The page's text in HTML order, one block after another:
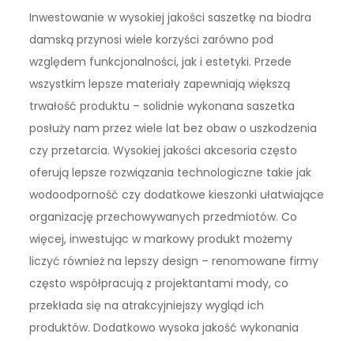
Inwestowanie w wysokiej jakości saszetkę na biodra
damską przynosi wiele korzyści zarówno pod
względem funkcjonalności, jak i estetyki. Przede
wszystkim lepsze materiały zapewniają większą
trwałość produktu – solidnie wykonana saszetka
posłuży nam przez wiele lat bez obaw o uszkodzenia
czy przetarcia. Wysokiej jakości akcesoria często
oferują lepsze rozwiązania technologiczne takie jak
wodoodporność czy dodatkowe kieszonki ułatwiające
organizację przechowywanych przedmiotów. Co
więcej, inwestując w markowy produkt możemy
liczyć również na lepszy design – renomowane firmy
często współpracują z projektantami mody, co
przekłada się na atrakcyjniejszy wygląd ich
produktów. Dodatkowo wysoka jakość wykonania